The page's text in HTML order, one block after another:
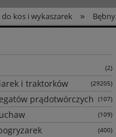
do kos i wykaszarek » Bębny
(2)
i traktorków (29205)
prądotwórczych (107)
(109)
(400)